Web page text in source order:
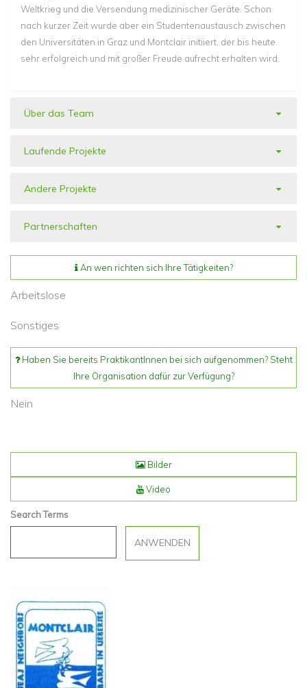
Weltkrieg und die Versendung medizinischer Geräte. Schon
nach kurzer Zeit wurde aber ein Studentenaustausch zwischen
den Universitäten in Graz und Montclair initiiert, der bis heute
sehr erfolgreich und mit großer Freude aufrecht erhalten wird.
Über das Team
Laufende Projekte
Andere Projekte
Partnerschaften
An wen richten sich Ihre Tätigkeiten?
Arbeitslose
Sonstiges
Haben Sie bereits PraktikantInnen bei sich aufgenommen? Steht
Ihre Organisation dafür zur Verfügung?
Nein
Bilder
Video
Search Terms